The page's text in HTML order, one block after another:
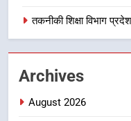
से
तकनीकी शिक्षा विभाग
Archives
August 2026